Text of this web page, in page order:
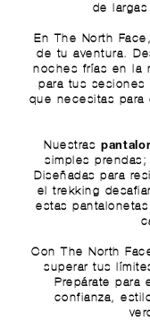
de
En The North
de tu aventura.
noches frías en la
para tus
que necesitas para
Nuestras
simples
Diseñadas para
el trekking
estas
Con The North
superar tus
Prepárate para
confianza,